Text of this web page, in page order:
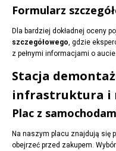
Formularz
Dla bardziej dokładnej oceny
szczegółowego, gdzie
z pełnymi informacjami o aucie.
Stacja
infrastruktura i
Plac z
Na naszym placu znajdują się
obejrzeć przed zakupem.